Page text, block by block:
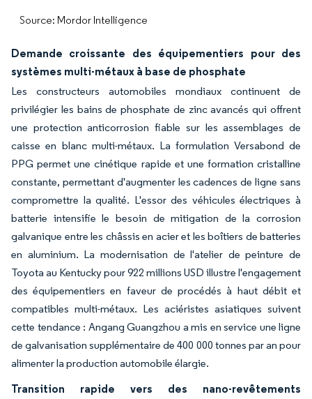
Source: Mordor Intelligence
Demande croissante des équipementiers pour des
systèmes multi-métaux à base de phosphate
Les constructeurs automobiles mondiaux continuent de
privilégier les bains de phosphate de zinc avancés qui offrent
une protection anticorrosion fiable sur les assemblages de
caisse en blanc multi-métaux. La formulation Versabond de
PPG permet une cinétique rapide et une formation cristalline
constante, permettant d'augmenter les cadences de ligne sans
compromettre la qualité. L'essor des véhicules électriques à
batterie intensifie le besoin de mitigation de la corrosion
galvanique entre les châssis en acier et les boîtiers de batteries
en aluminium. La modernisation de l'atelier de peinture de
Toyota au Kentucky pour 922 millions USD illustre l'engagement
des équipementiers en faveur de procédés à haut débit et
compatibles multi-métaux. Les aciéristes asiatiques suivent
cette tendance : Angang Guangzhou a mis en service une ligne
de galvanisation supplémentaire de 400 000 tonnes par an pour
alimenter la production automobile élargie.
Transition rapide vers des nano-revêtements